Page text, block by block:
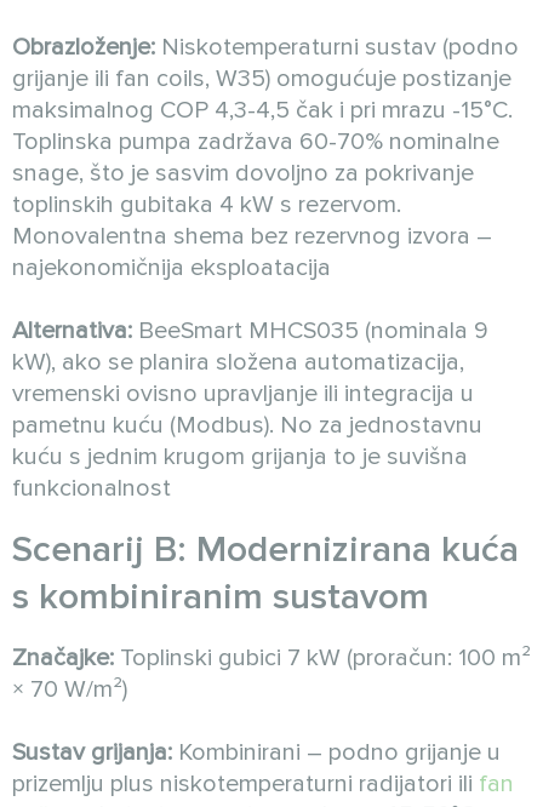
Obrazloženje: Niskotemperaturni sustav (podno
grijanje ili fan coils, W35) omogućuje postizanje
maksimalnog COP 4,3-4,5 čak i pri mrazu -15°C.
Toplinska pumpa zadržava 60-70% nominalne
snage, što je sasvim dovoljno za pokrivanje
toplinskih gubitaka 4 kW s rezervom.
Monovalentna shema bez rezervnog izvora –
najekonomičnija eksploatacija
Alternativa: BeeSmart MHCS035 (nominala 9
kW), ako se planira složena automatizacija,
vremenski ovisno upravljanje ili integracija u
pametnu kuću (Modbus). No za jednostavnu
kuću s jednim krugom grijanja to je suvišna
funkcionalnost
Scenarij B: Modernizirana kuća
s kombiniranim sustavom
Značajke: Toplinski gubici 7 kW (proračun: 100 m²
× 70 W/m²)
Sustav grijanja: Kombinirani – podno grijanje u
prizemlju plus niskotemperaturni radijatori ili fan